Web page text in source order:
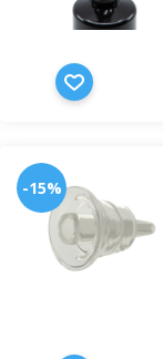
-15%